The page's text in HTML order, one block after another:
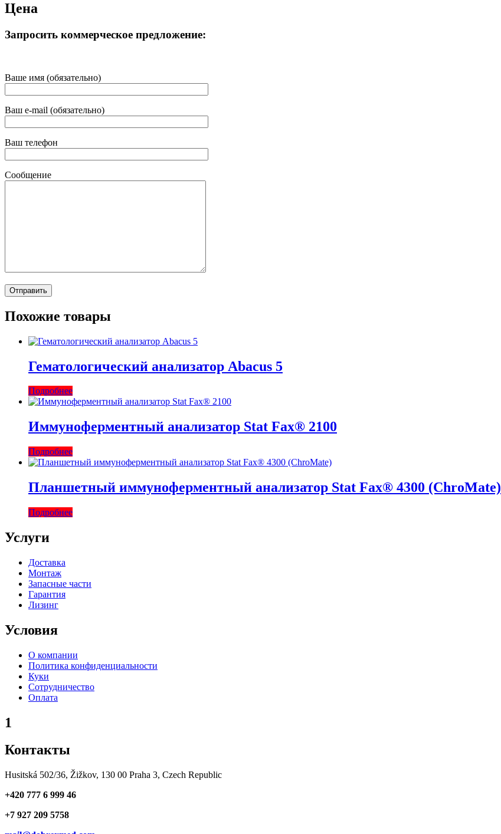
Цена
Запросить коммерческое предложение:
Ваше имя (обязательно)
Ваш e-mail (обязательно)
Ваш телефон
Сообщение
Похожие товары
Гематологический анализатор Abacus 5
Подробнее
Иммуноферментный анализатор Stat Fax® 2100
Подробнее
Планшетный иммуноферментный анализатор Stat Fax® 4300 (ChroMate)
Подробнее
Услуги
Доставка
Монтаж
Запасные части
Гарантия
Лизинг
Условия
О компании
Политика конфиденциальности
Куки
Сотрудничество
Оплата
1
Контакты
Husitská 502/36, Žižkov, 130 00 Praha 3, Czech Republic
+420 777 6 999 46
+7 927 209 5758